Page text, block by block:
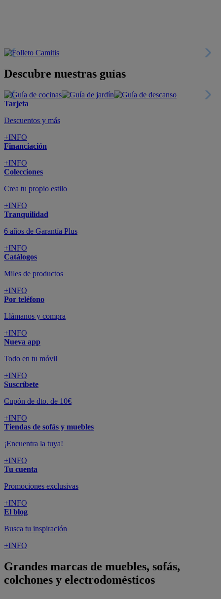
Descubre nuestras guías
Tarjeta
Descuentos y más
+INFO
Financiación
+INFO
Colecciones
Crea tu propio estilo
+INFO
Tranquilidad
6 años de Garantía Plus
+INFO
Catálogos
Miles de productos
+INFO
Por teléfono
Llámanos y compra
+INFO
Nueva app
Todo en tu móvil
+INFO
Suscríbete
Cupón de dto. de 10€
+INFO
Tiendas de sofás y muebles
¡Encuentra la tuya!
+INFO
Tu cuenta
Promociones exclusivas
+INFO
El blog
Busca tu inspiración
+INFO
Grandes marcas de muebles, sofás,
colchones y electrodomésticos